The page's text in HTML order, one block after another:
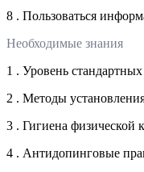
8 . Пользоваться
Необходимые знания
1 . Уровень
2 . Методы
3 . Гигиена физической
4 . Антидопинговые